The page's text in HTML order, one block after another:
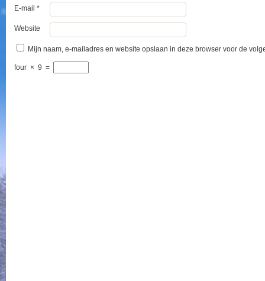
E-mail*
Website
Mijn naam, e-mailadres en website opslaan in deze browser voor de
four × 9 =